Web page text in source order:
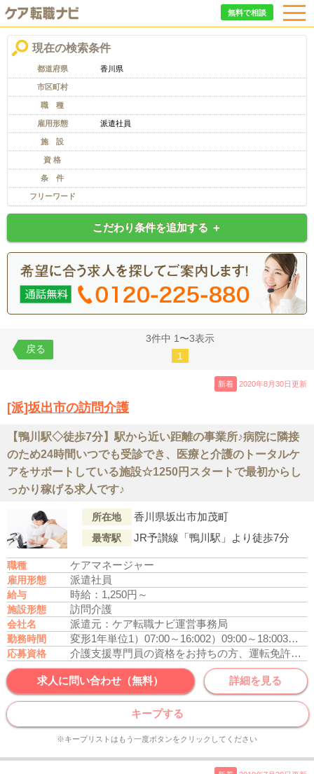
無料で相談
現在の検索条件
都道府県 香川県
市区町村
職 種
雇用形態 派遣社員
施 設
資 格
条 件
フリーワード
こだわり条件を追加する ＋
3件中 1〜3表示
1
戻る
新着 2020年8月30日更新
[派]坂出市の訪問介護
【鴨川駅◇徒歩7分】駅から近い距離の事業所♪病院に隣接
のため24時間いつでも受診でき、医療と介護のトータルケ
アをサポートしている施設☆1250円スタートで最初からし
っかり稼げる求人です♪
所在地 香川県坂出市加茂町
最寄駅 JR予讃線「鴨川駅」より徒歩7分
職種 ケアマネージャー
雇用形態 派遣社員
給与 時給：1,250円～
施設形態 訪問介護
会社名 派遣元：ケア転職ナビ運営事務局
勤務時間 変形1年単位1）07:00～16:002）09:00～18:003）10:00～19:00
応募資格 介護支援専門員の資格をお持ちの方、運転免許あれば尚可
求人に問い合わせ（無料） 詳細を見る
キープする
※キープリストはもう一度ボタンをクリックしてください